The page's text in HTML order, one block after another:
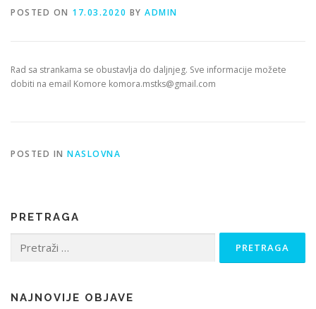
POSTED ON 17.03.2020 BY ADMIN
Rad sa strankama se obustavlja do daljnjeg. Sve informacije možete
dobiti na email Komore komora.mstks@gmail.com
POSTED IN NASLOVNA
PRETRAGA
NAJNOVIJE OBJAVE